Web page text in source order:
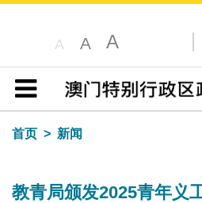
A A A
目录
首页
新闻
教青局颁发2025青年义